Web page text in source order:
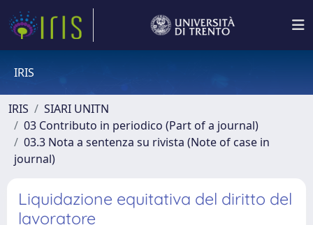
IRIS
IRIS
SIARI UNITN
03 Contributo in periodico (Part of a journal)
03.3 Nota a sentenza su rivista (Note of case in
journal)
Liquidazione equitativa del diritto del
lavoratore